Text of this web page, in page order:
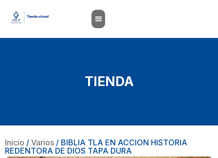
TIENDA
Inicio / Varios / BIBLIA TLA EN ACCION HISTORIA
REDENTORA DE DIOS TAPA DURA